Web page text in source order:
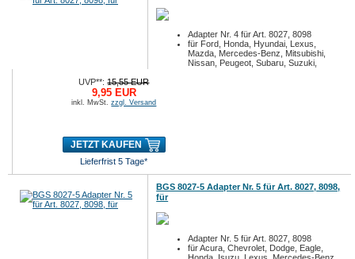
Adapter Nr. 4 für Art. 8027, 8098
für Ford, Honda, Hyundai, Lexus,
Mazda, Mercedes-Benz, Mitsubishi,
Nissan, Peugeot, Subaru, Suzuki,
UVP**:15,55 EUR
9,95 EUR
inkl. MwSt.zzgl. Versand
JETZT KAUFEN
Lieferfrist 5 Tage*
BGS 8027-5 Adapter Nr. 5 für Art. 8027, 8098,
für
Adapter Nr. 5 für Art. 8027, 8098
für Acura, Chevrolet, Dodge, Eagle,